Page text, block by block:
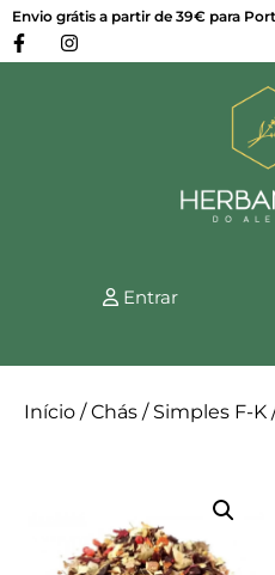
Envio grátis a partir de 39€ para
Entrar
Início/Chás/ Simples F-K